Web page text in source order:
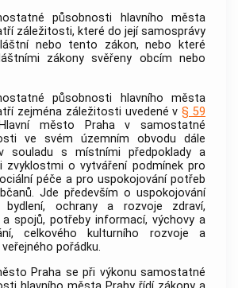
působnosti
hlavního města
záležitosti, které do její samosprávy
nebo tento zákon, nebo které
zákony svěřeny obcím nebo
působnosti
hlavního města
zejména záležitosti uvedené v§ 59
Hlavní město Prahav samostatné
ve svém územním obvodu dále
souladu s místními předpoklady a
zvyklostmi o vytváření podmínek pro
péče a pro uspokojování potřeb
Jde především o uspokojování
bydlení, ochrany a rozvoje zdraví,
a spojů, potřeby informací, výchovy a
celkového kulturního rozvoje a
pořádku.
Praha se při výkonu samostatné